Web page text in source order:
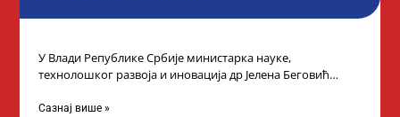
У Влади Републике Србије министарка науке,
технолошког развоја и иновација др Јелена Беговић
Сазнај више »